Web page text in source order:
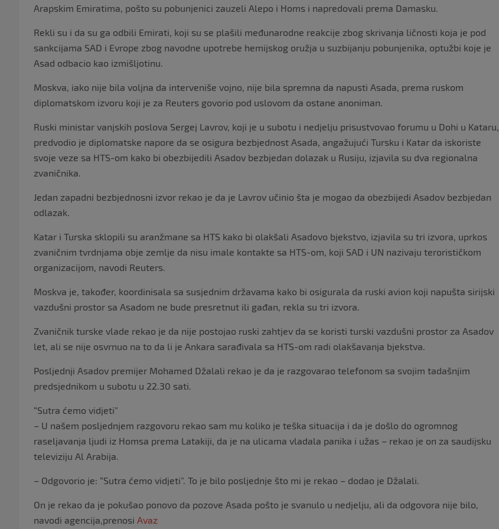
Arapskim Emiratima, pošto su pobunjenici zauzeli Alepo i Homs i napredovali prema Damasku.
Rekli su i da su ga odbili Emirati, koji su se plašili međunarodne reakcije zbog skrivanja ličnosti koja je pod
sankcijama SAD i Evrope zbog navodne upotrebe hemijskog oružja u suzbijanju pobunjenika, optužbi koje je
Asad odbacio kao izmišljotinu.
Moskva, iako nije bila voljna da interveniše vojno, nije bila spremna da napusti Asada, prema ruskom
diplomatskom izvoru koji je za Reuters govorio pod uslovom da ostane anoniman.
Ruski ministar vanjskih poslova Sergej Lavrov, koji je u subotu i nedjelju prisustvovao forumu u Dohi u Kataru,
predvodio je diplomatske napore da se osigura bezbjednost Asada, angažujući Tursku i Katar da iskoriste
svoje veze sa HTS-om kako bi obezbijedili Asadov bezbjedan dolazak u Rusiju, izjavila su dva regionalna
zvaničnika.
Jedan zapadni bezbjednosni izvor rekao je da je Lavrov učinio šta je mogao da obezbijedi Asadov bezbjedan
odlazak.
Katar i Turska sklopili su aranžmane sa HTS kako bi olakšali Asadovo bjekstvo, izjavila su tri izvora, uprkos
zvaničnim tvrdnjama obje zemlje da nisu imale kontakte sa HTS-om, koji SAD i UN nazivaju terorističkom
organizacijom, navodi Reuters.
Moskva je, također, koordinisala sa susjednim državama kako bi osigurala da ruski avion koji napušta sirijski
vazdušni prostor sa Asadom ne bude presretnut ili gađan, rekla su tri izvora.
Zvaničnik turske vlade rekao je da nije postojao ruski zahtjev da se koristi turski vazdušni prostor za Asadov
let, ali se nije osvrnuo na to da li je Ankara sarađivala sa HTS-om radi olakšavanja bjekstva.
Posljednji Asadov premijer Mohamed Džalali rekao je da je razgovarao telefonom sa svojim tadašnjim
predsjednikom u subotu u 22.30 sati.
“Sutra ćemo vidjeti”
– U našem posljednjem razgovoru rekao sam mu koliko je teška situacija i da je došlo do ogromnog
raseljavanja ljudi iz Homsa prema Latakiji, da je na ulicama vladala panika i užas – rekao je on za saudijsku
televiziju Al Arabija.
– Odgovorio je: “Sutra ćemo vidjeti”. To je bilo posljednje što mi je rekao – dodao je Džalali.
On je rekao da je pokušao ponovo da pozove Asada pošto je svanulo u nedjelju, ali da odgovora nije bilo,
navodi agencija,prenosi Avaz